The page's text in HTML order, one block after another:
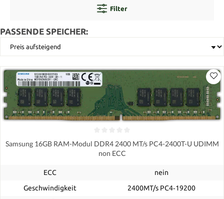
Filter
PASSENDE SPEICHER:
Samsung 16GB RAM-Modul DDR4 2400 MT/s PC4-2400T-U UDIMM
non ECC
ECC
nein
Geschwindigkeit
2400MT/s PC4‑19200